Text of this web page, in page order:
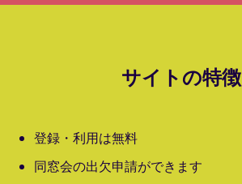
サイトの特徴
登録・利用は無料
同窓会の出欠申請ができます